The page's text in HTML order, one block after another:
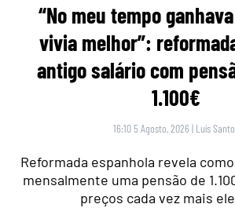
“No meu tempo
vivia melhor”:
antigo salário com
1.100€
16:10 5 Agosto, 2026 | Luís
Reformada espanhola revela
mensalmente uma pensão de
preços cada vez mais